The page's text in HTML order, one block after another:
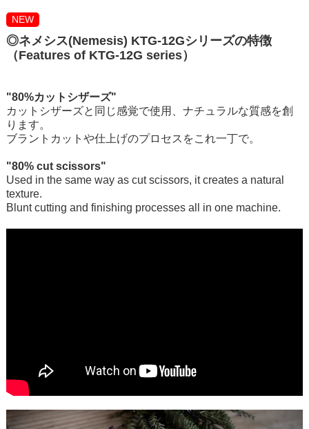
NEW
◎ネメシス(Nemesis) KTG-12Gシリーズの特徴
（Features of KTG-12G series）
"80%カットシザーズ"
カットシザーズと同じ感覚で使用、ナチュラルな質感を創
ります。
ブラントカットや仕上げのプロセスをこれ一丁で。
"80% cut scissors"
Used in the same way as cut scissors, it creates a natural
texture.
Blunt cutting and finishing processes all in one machine.